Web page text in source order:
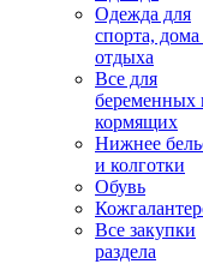
Одежда для
спорта,
отдыха
Все для
беременных
кормящих
Нижнее
и колготки
Обувь
Все закупки
раздела